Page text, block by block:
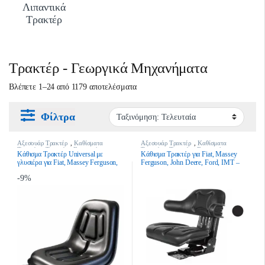
Λιπαντικά
Τρακτέρ
Τρακτέρ - Γεωργικά Μηχανήματα
Βλέπετε 1–24 από 1179 αποτελέσματαSorted by latest
Φίλτρα
Αξεσουάρ Τρακτέρ ,Καθίσματα
Τρακτέρ
,Τρακτέρ - Γεωργικά
Μηχανήματα
Κάθισμα Τρακτέρ Universal με
γλυσιέρα για Fiat, Massey Ferguson,
-9%
Αξεσουάρ Τρακτέρ ,Καθίσματα
Τρακτέρ
,Τρακτέρ - Γεωργικά
Μηχανήματα
Κάθισμα Τρακτέρ για Fiat, Massey
Ferguson, John Deere, Ford, IMT –